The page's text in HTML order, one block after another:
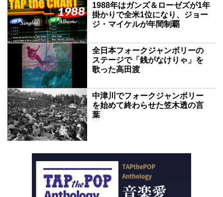
1988年はガンズ＆ローゼズが1年
掛かりで全米1位になり、ジョー
ジ・マイケルが年間制覇
全日本フォークジャンボリーの
ステージで「銭がなけりゃ」を
歌った高田渡
中津川でフォークジャンボリー
を始めて終わらせた笠木透の言
葉